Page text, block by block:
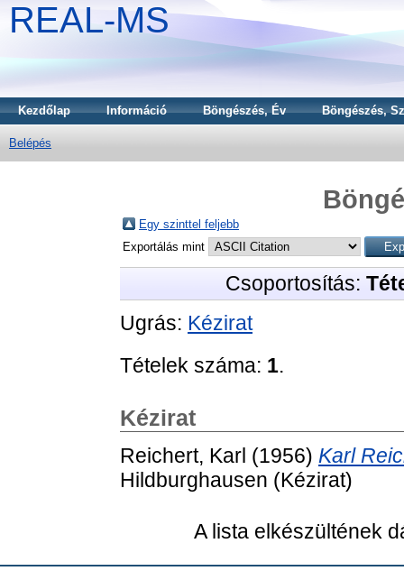
REAL-MS
Kezdőlap Információ Böngészés, Év Böngészés,
Belépés
Egy szinttel feljebb
Exportálás mint
Csoportosítás:
Ugrás: Kézirat
Tételek száma: 1.
Kézirat
Reichert, Karl (1956) Karl
Hildburghausen (Kézirat)
A lista elkészültének